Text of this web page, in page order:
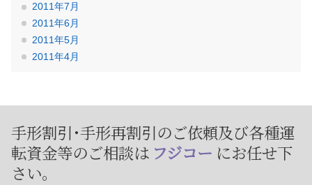
2011年7月
2011年6月
2011年5月
2011年4月
手形割引･手形再割引のご依頼及び各種運
転資金等のご相談は フジコー にお任せ下
さい。